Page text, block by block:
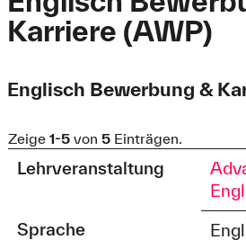
Karriere (AWP)
Englisch Bewerbung &
Zeige 1-5von 5Einträgen.
Lehrveranstaltung
Sprache